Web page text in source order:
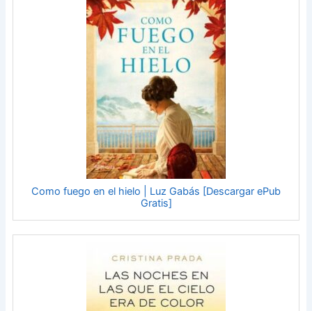
Como fuego en el hielo | Luz Gabás [Descargar ePub
Gratis]